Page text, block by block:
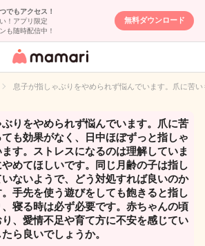
でもアクセス！
！アプリ限定
も随時配信中！
無料ダウンロード
女性専用匿名QA
イト
息子が指しゃぶりをやめられず悩んでいます。爪に苦
りをやめられず悩んでいます。爪に苦
も効果がなく、日中ほぼずっと指しゃ
す。ストレスになるのは理解していま
めてほしいです。同じ月齢の子は指し
ないようで、どう対処すれば良いのか
。手先を使う遊びをしても飽きると指し
寝る時は必ず必要です。赤ちゃんの頃
、愛情不足や育て方に不安を感じてい
ら良いでしょうか。